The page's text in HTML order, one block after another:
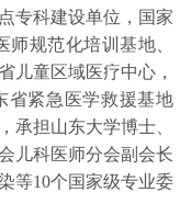
专科建设单位，国家
规范化培训基地、
儿童区域医疗中心，
省紧急医学救援基地
承担山东大学博士、
儿科医师分会副会长
等10个国家级专业委